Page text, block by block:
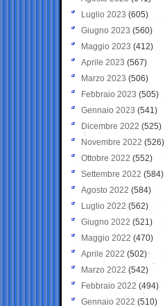
Luglio 2023 (605)
Giugno 2023 (560)
Maggio 2023 (412)
Aprile 2023 (567)
Marzo 2023 (506)
Febbraio 2023 (505)
Gennaio 2023 (541)
Dicembre 2022 (525)
Novembre 2022 (526)
Ottobre 2022 (552)
Settembre 2022 (584)
Agosto 2022 (584)
Luglio 2022 (562)
Giugno 2022 (521)
Maggio 2022 (470)
Aprile 2022 (502)
Marzo 2022 (542)
Febbraio 2022 (494)
Gennaio 2022 (510)